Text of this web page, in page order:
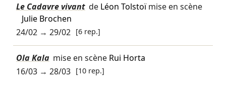
Le Cadavre vivant de Léon Tolstoïmise en scène
Julie Brochen
24/02→ 29/02 [6 rep.]
Ola Kala mise en scène Rui Horta
16/03→ 28/03 [10 rep.]